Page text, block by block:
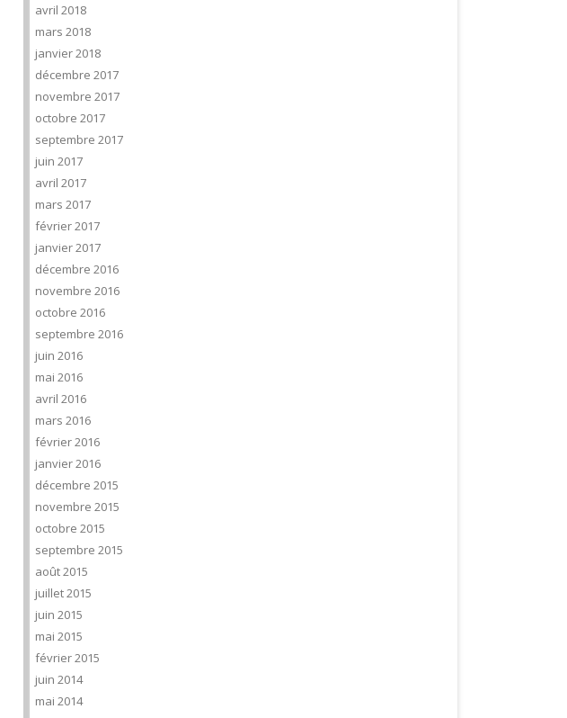
avril 2018
mars 2018
janvier 2018
décembre 2017
novembre 2017
octobre 2017
septembre 2017
juin 2017
avril 2017
mars 2017
février 2017
janvier 2017
décembre 2016
novembre 2016
octobre 2016
septembre 2016
juin 2016
mai 2016
avril 2016
mars 2016
février 2016
janvier 2016
décembre 2015
novembre 2015
octobre 2015
septembre 2015
août 2015
juillet 2015
juin 2015
mai 2015
février 2015
juin 2014
mai 2014